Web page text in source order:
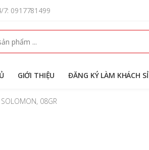
7: 0917781499
GIỚI THIỆU ĐĂNG KÝ LÀM KHÁCH SỈ
08GR